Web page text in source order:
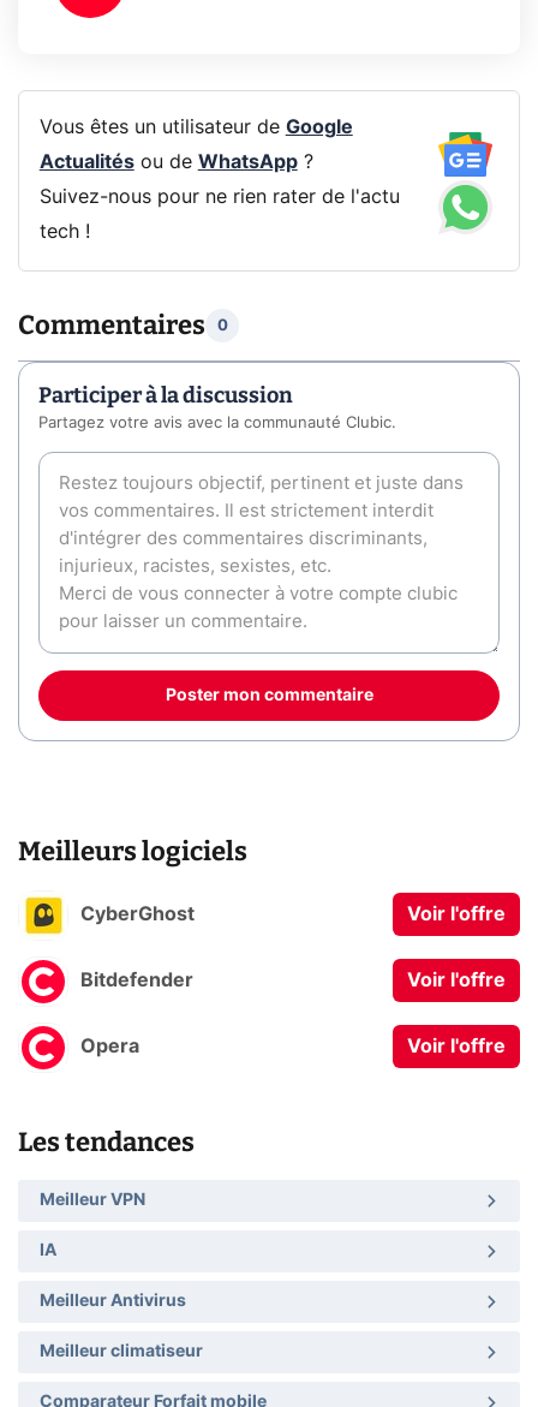
Vous êtes un utilisateur de Google
Actualitésou de WhatsApp?
Suivez-nous pour ne rien rater de l'actu
tech !
Commentaires 0
Participer à la discussion
Partagez votre avis avec la communauté Clubic.
Poster mon commentaire
Meilleurs logiciels
CyberGhost Voir l'offre
Bitdefender Voir l'offre
Opera Voir l'offre
Les tendances
Meilleur VPN
IA
Meilleur Antivirus
Meilleur climatiseur
Comparateur Forfait mobile